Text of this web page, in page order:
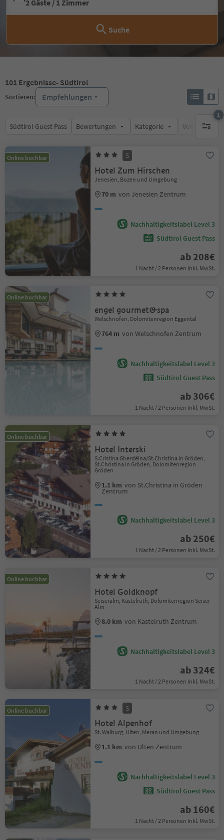
2 Gäste / 1 Zimmer
Suche
101 Ergebnisse- Südtirol
Sortieren: Empfehlungen
Südtirol Guest Pass Bewertungen Kategorie
1
1
Online buchbar S
Hotel Zum Hirschen
Jenesien, Bozen und Umgebung
70 m von Jenesien Zentrum
Nachhaltigkeitslabel Level 3
Südtirol Guest Pass
ab 208€
1 Nacht / 2 Personen Inkl. MwSt.
Online buchbar
engel gourmet&spa
Welschnofen, Dolomitenregion Eggental
764 m von Welschnofen Zentrum
Nachhaltigkeitslabel Level 3
Südtirol Guest Pass
ab 306€
1 Nacht / 2 Personen Inkl. MwSt.
Online buchbar
Hotel Interski
S.Cristina Gherdëina/St.Christina in Gröden,
St.Christina in Gröden, Dolomitenregion
Gröden
1.1 km von St.Christina in Gröden
Zentrum
Nachhaltigkeitslabel Level 3
ab 250€
1 Nacht / 2 Personen Inkl. MwSt.
Online buchbar
Hotel Goldknopf
Seiseralm, Kastelruth, Dolomitenregion Seiser
Alm
8.0 km von Kastelruth Zentrum
Nachhaltigkeitslabel Level 3
ab 324€
1 Nacht / 2 Personen Inkl. MwSt.
Online buchbar S
Hotel Alpenhof
St. Walburg, Ulten, Meran und Umgebung
1.1 km von Ulten Zentrum
Nachhaltigkeitslabel Level 3
Südtirol Guest Pass
ab 160€
1 Nacht / 2 Personen Inkl. MwSt.